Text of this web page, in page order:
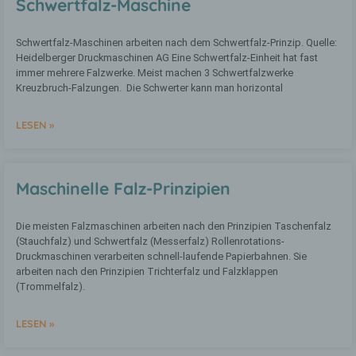
Schwertfalz-Maschine
Schwertfalz-Maschinen arbeiten nach dem Schwertfalz-Prinzip. Quelle:
Heidelberger Druckmaschinen AG Eine Schwertfalz-Einheit hat fast
immer mehrere Falzwerke. Meist machen 3 Schwertfalzwerke
Kreuzbruch-Falzungen. Die Schwerter kann man horizontal
LESEN »
Maschinelle Falz-Prinzipien
Die meisten Falzmaschinen arbeiten nach den Prinzipien Taschenfalz
(Stauchfalz) und Schwertfalz (Messerfalz) Rollenrotations-
Druckmaschinen verarbeiten schnell-laufende Papierbahnen. Sie
arbeiten nach den Prinzipien Trichterfalz und Falzklappen
(Trommelfalz).
LESEN »
a) personenbezogene Daten
angesehen, die direkt oder indirekt,
insbesondere mittels Zuordnung zu einer
Kennnummer, zu Standortdaten, zu einer
Online-Kennung oder zu einem oder
mehreren besonderen Merkmalen, die
Ausdruck der physischen,
physiologischen, genetischen,